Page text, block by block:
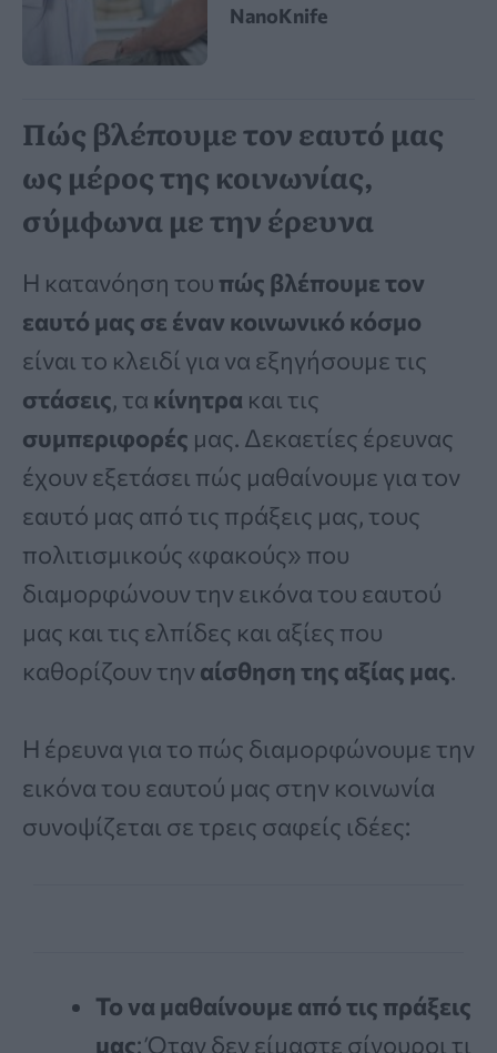
NanoKnife
Πώς βλέπουμε τον εαυτό μας
ως μέρος της κοινωνίας,
σύμφωνα με την έρευνα
Η κατανόηση του πώς βλέπουμε τον
εαυτό μας σε έναν κοινωνικό κόσμο
είναι το κλειδί για να εξηγήσουμε τις
στάσεις, τα κίνητρα και τις
συμπεριφορές μας. Δεκαετίες έρευνας
έχουν εξετάσει πώς μαθαίνουμε για τον
εαυτό μας από τις πράξεις μας, τους
πολιτισμικούς «φακούς» που
διαμορφώνουν την εικόνα του εαυτού
μας και τις ελπίδες και αξίες που
καθορίζουν την αίσθηση της αξίας μας.
Η έρευνα για το πώς διαμορφώνουμε την
εικόνα του εαυτού μας στην κοινωνία
συνοψίζεται σε τρεις σαφείς ιδέες:
Το να μαθαίνουμε από τις πράξεις
μας: Όταν δεν είμαστε σίγουροι τι